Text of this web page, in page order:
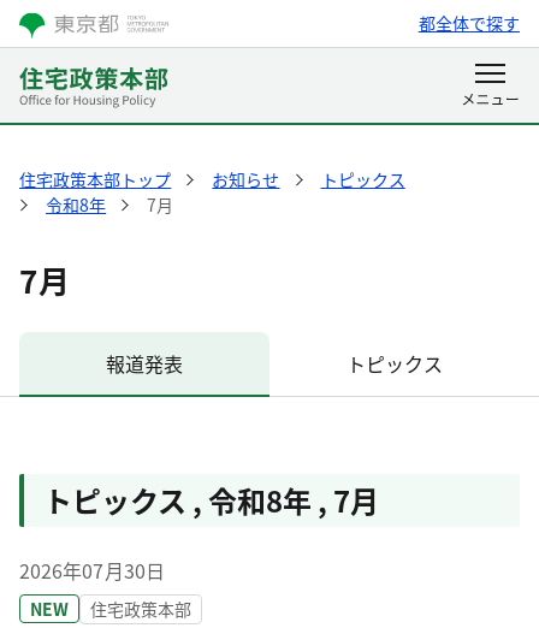
都全体で探す
住宅政策本部トップ お知らせ
トピックス
令和8年
7月
7月
報道発表 トピックス
トピックス ,令和8年 , 7月
2026年07月30日
NEW 住宅政策本部